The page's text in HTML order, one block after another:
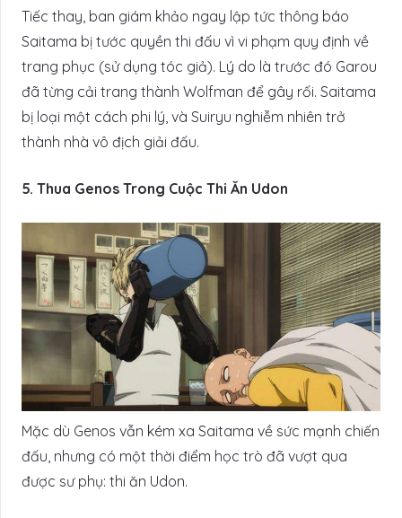
Tiếc thay, ban giám khảo ngay lập tức thông báo
Saitama bị tước quyền thi đấu vì vi phạm quy định về
trang phục (sử dụng tóc giả). Lý do là trước đó Garou
đã từng cải trang thành Wolfman để gây rối. Saitama
bị loại một cách phi lý, và Suiryu nghiễm nhiên trở
thành nhà vô địch giải đấu.
5. Thua Genos Trong Cuộc Thi Ăn Udon
Mặc dù Genos vẫn kém xa Saitama về sức mạnh chiến
đấu, nhưng có một thời điểm học trò đã vượt qua
được sư phụ: thi ăn Udon.